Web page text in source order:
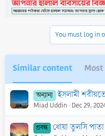
i
You must log in
Similar content
অন্যান্য ইসলামী শরীয়তের
Miad Uddin Dec 29,
প্রবন্ধ ধোয়া তুলসি পাতা -